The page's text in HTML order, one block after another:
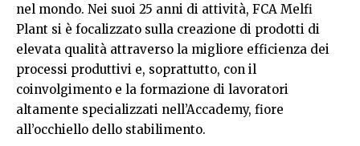
nel mondo. Nei suoi 25 anni di attività, FCA Melfi
Plant si è focalizzato sulla creazione di prodotti di
elevata qualità attraverso la migliore efficienza dei
processi produttivi e, soprattutto, con il
coinvolgimento e la formazione di lavoratori
altamente specializzati nell’Accademy, fiore
all’occhiello dello stabilimento.